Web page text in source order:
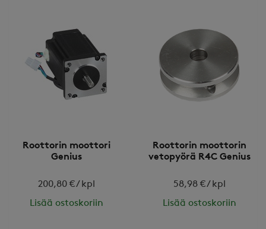
Roottorin moottori
Genius
200,80 € / kpl
Lisää ostoskoriin
Roottorin moottorin
vetopyörä R4C Genius
58,98 € / kpl
Lisää ostoskoriin